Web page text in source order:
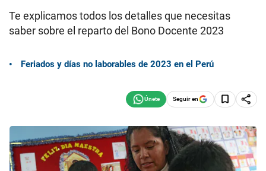
Te explicamos todos los detalles que necesitas
saber sobre el reparto del Bono Docente 2023
Feriados y días no laborables de 2023 en el Perú
Seguir en